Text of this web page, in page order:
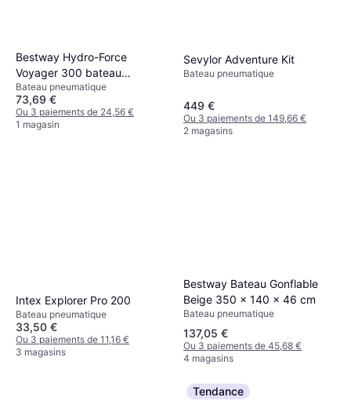
Bestway Hydro-Force
Voyager 300 bateau
gonflable
Bateau pneumatique
73,69 €
Ou 3 paiements de 24,56 €
1 magasin
Sevylor Adventure Kit
Bateau pneumatique
449 €
Ou 3 paiements de 149,66 €
2 magasins
Intex Explorer Pro 200
Bateau pneumatique
33,50 €
Ou 3 paiements de 11,16 €
3 magasins
Bestway Bateau Gonflable
Beige 350 x 140 x 46 cm
Bateau pneumatique
137,05 €
Ou 3 paiements de 45,68 €
4 magasins
Tendance